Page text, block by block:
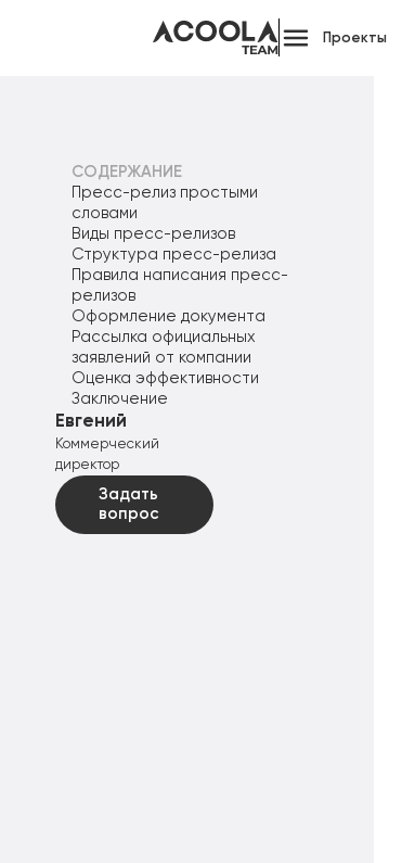
Проекты
СОДЕРЖАНИЕ
Пресс-релиз простыми
словами
Виды пресс-релизов
Структура пресс-релиза
Правила написания пресс-
релизов
Оформление документа
Рассылка официальных
заявлений от компании
Оценка эффективности
Заключение
Евгений
Коммерческий
директор
Задать
вопрос